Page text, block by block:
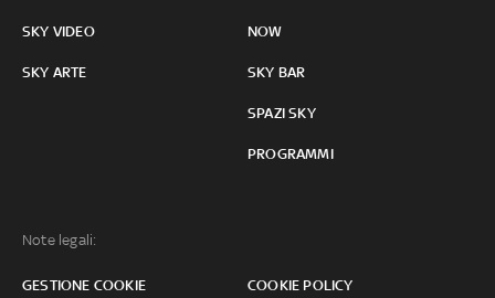
SKY VIDEO
SKY ARTE
NOW
SKY BAR
SPAZI SKY
PROGRAMMI
Note legali:
GESTIONE COOKIE COOKIE POLICY